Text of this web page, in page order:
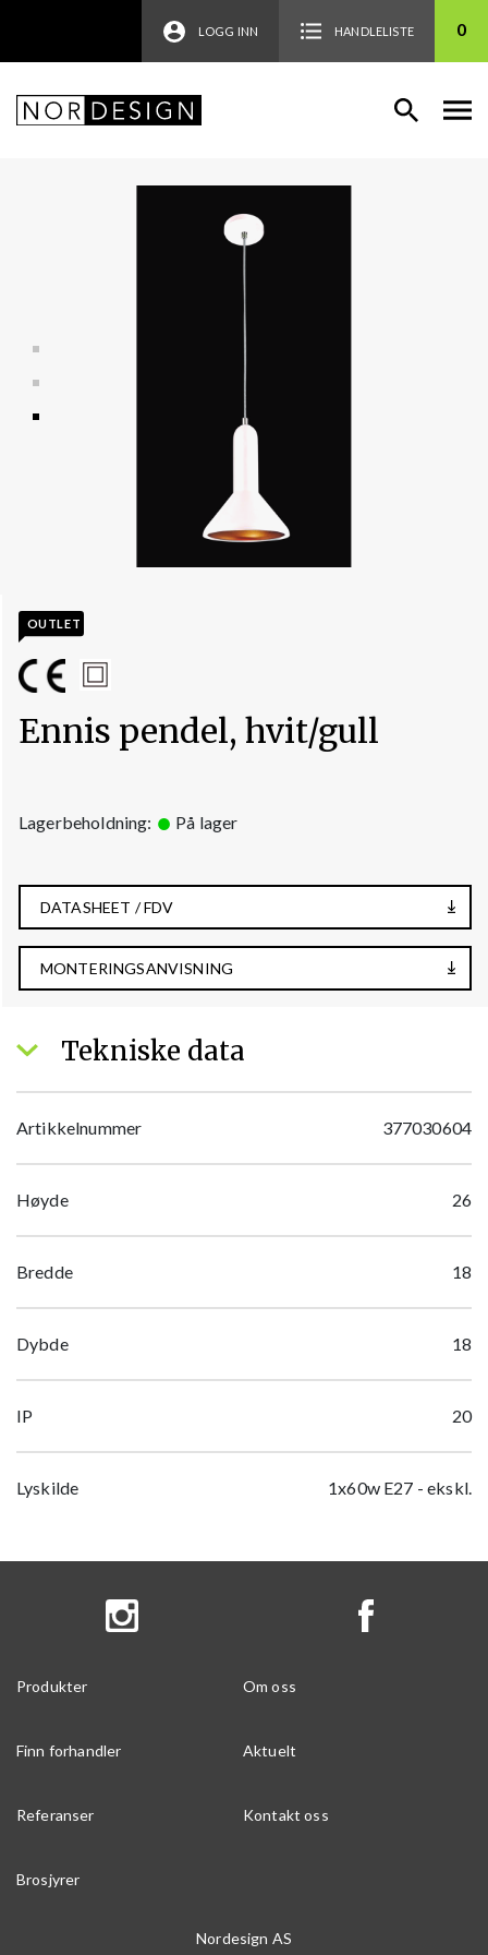
LOGG INN HANDLELISTE 0
OUTLET
Ennis pendel, hvit/gull
Lagerbeholdning: På lager
DATASHEET / FDV
MONTERINGSANVISNING
Tekniske data
Artikkelnummer 377030604
Høyde 26
Bredde 18
Dybde 18
IP 20
Lyskilde 1x60w E27 - ekskl.
Produkter Om oss
Finn forhandler Aktuelt
Referanser Kontakt oss
Brosjyrer
Nordesign AS